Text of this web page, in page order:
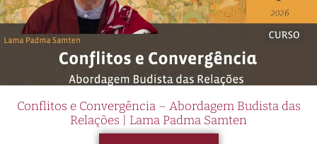
Conflitos e Convergência – Abordagem Budista das
Relações | Lama Padma Samten